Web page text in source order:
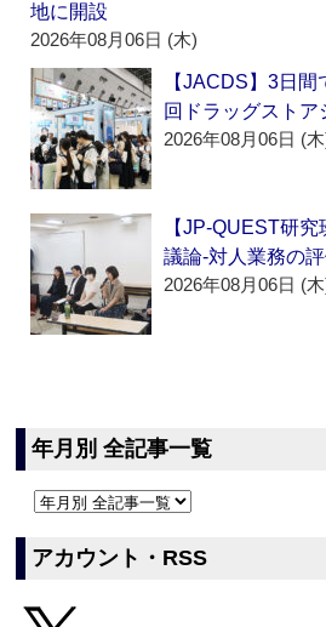
地に開設
2026年08月06日 (木)
【JACDS】3日
回ドラッグストア
2026年08月06日 (
【JP-QUEST研
議論‐対人業務の
2026年08月06日 (
年月別 全記事一覧
アカウント・RSS